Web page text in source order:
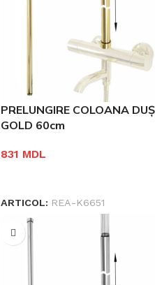
PRELUNGIRE COLOANA DUȘ
GOLD 60cm
831 MDL
ARTICOL: REA-K6651